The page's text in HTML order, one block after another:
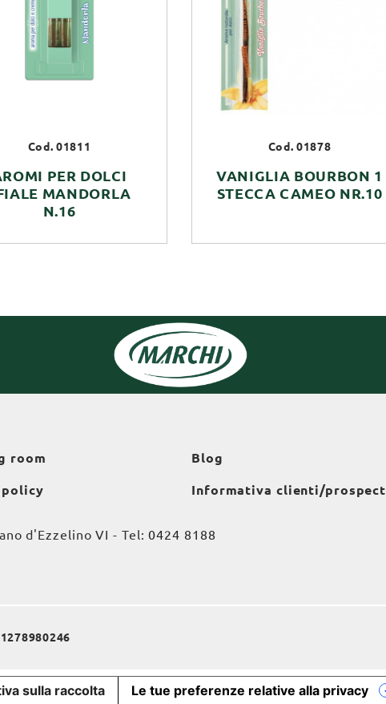
Cod. 01811
PER DOLCI
MANDORLA
N.16
Cod. 01878
VANIGLIA BOURBON 1
STECCA CAMEO NR.10
room
policy
Blog
Informativa clienti/prospect
d'Ezzelino VI - Tel:0424 8188
sulla raccolta Le tue preferenze relative alla privacy